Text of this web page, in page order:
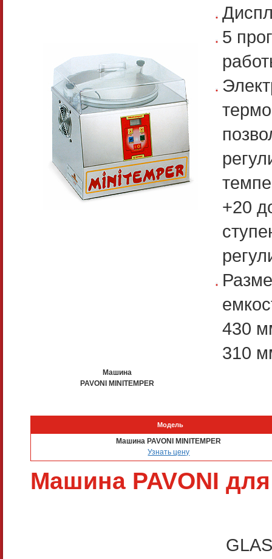
5
+20
430
310
Машина
PAVONI MINITEMPER
Модель
Машина PAVONI MINITEMPER
Узнать цену
Машина PAVONI